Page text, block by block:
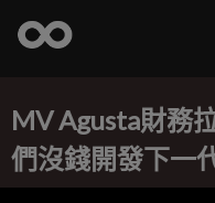
MV Agusta財務
們沒錢開發下一